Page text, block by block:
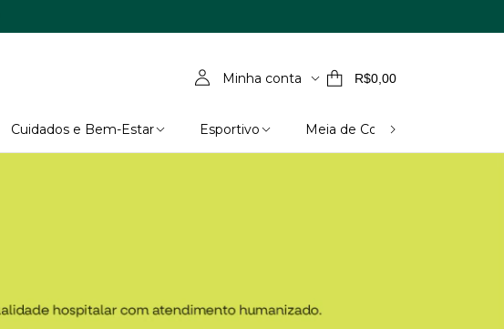
Minha conta R$0,00
Cuidados e Bem-Estar Esportivo Meia de Compressão